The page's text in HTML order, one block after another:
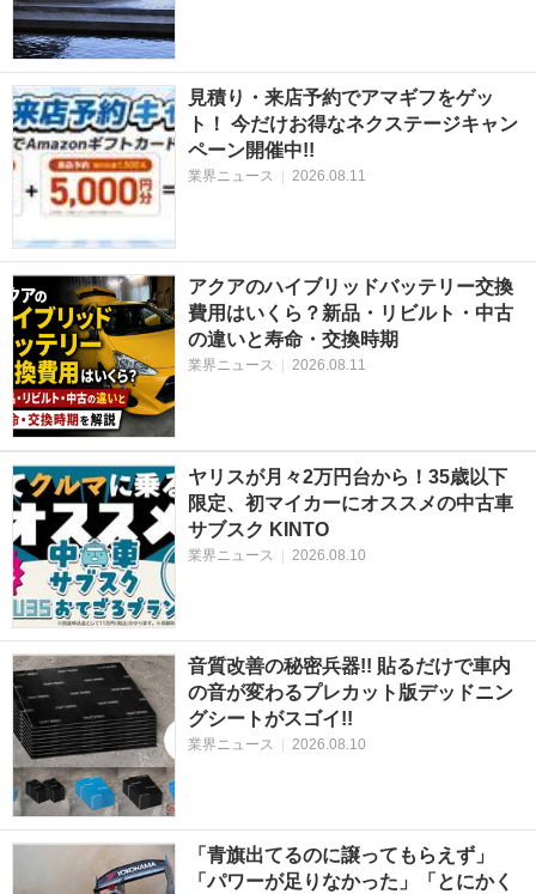
見積り・来店予約でアマギフをゲッ
ト！ 今だけお得なネクステージキャン
ペーン開催中!!
業界ニュース 2026.08.11
アクアのハイブリッドバッテリー交換
費用はいくら？新品・リビルト・中古
の違いと寿命・交換時期
業界ニュース 2026.08.11
ヤリスが月々2万円台から！35歳以下
限定、初マイカーにオススメの中古車
サブスク KINTO
業界ニュース 2026.08.10
音質改善の秘密兵器!! 貼るだけで車内
の音が変わるプレカット版デッドニン
グシートがスゴイ!!
業界ニュース 2026.08.10
「青旗出てるのに譲ってもらえず」
「パワーが足りなかった」「とにかく